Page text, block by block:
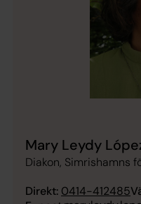
Mary Leydy
Diakon, Simrishamns
Direkt: 0414-412485